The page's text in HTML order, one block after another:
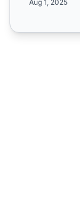
Aug 1, 2025